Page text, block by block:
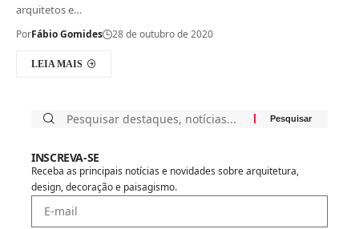
arquitetos e…
PorFábio Gomides 28 de outubro de 2020
LEIA MAIS
INSCREVA-SE
Receba as principais notícias e novidades sobre arquitetura,
design, decoração e paisagismo.